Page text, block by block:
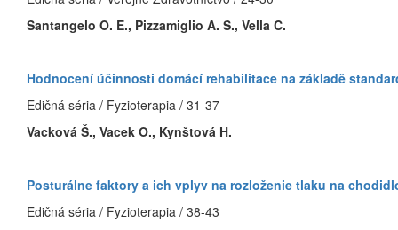
Santangelo O. E., Pizzamiglio A. S., Vella C.
Hodnocení účinnosti domácí rehabilitace na základě
Edičná séria / Fyzioterapia / 31-37
Vacková Š., Vacek O., Kynštová H.
Posturálne faktory a ich vplyv na rozloženie tlaku na
Edičná séria / Fyzioterapia / 38-43